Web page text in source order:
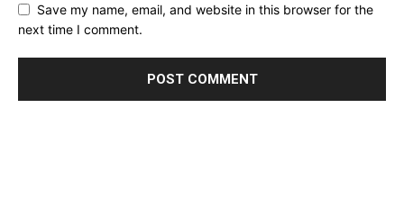
Save my name, email, and website in this browser for the
next time I comment.